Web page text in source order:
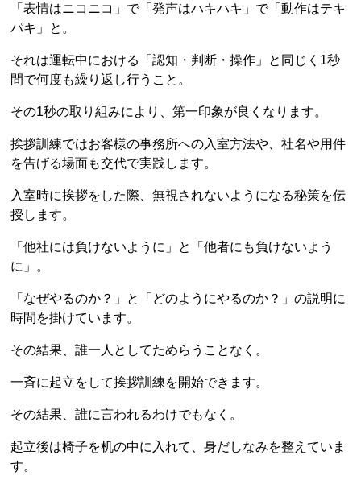
「表情はニコニコ」で「発声はハキハキ」で「動作はテキ
パキ」と。
それは運転中における「認知・判断・操作」と同じく1秒
間で何度も繰り返し行うこと。
その1秒の取り組みにより、第一印象が良くなります。
挨拶訓練ではお客様の事務所への入室方法や、社名や用件
を告げる場面も交代で実践します。
入室時に挨拶をした際、無視されないようになる秘策を伝
授します。
「他社には負けないように」と「他者にも負けないよう
に」。
「なぜやるのか？」と「どのようにやるのか？」の説明に
時間を掛けています。
その結果、誰一人としてためらうことなく。
一斉に起立をして挨拶訓練を開始できます。
その結果、誰に言われるわけでもなく。
起立後は椅子を机の中に入れて、身だしなみを整えていま
す。